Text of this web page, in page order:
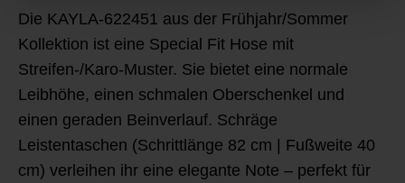
Die KAYLA-622451 aus der Frühjahr/Sommer
Kollektion ist eine Special Fit Hose mit
Streifen-/Karo-Muster. Sie bietet eine normale
Leibhöhe, einen schmalen Oberschenkel und
einen geraden Beinverlauf. Schräge
Leistentaschen (Schrittlänge 82 cm | Fußweite 40
cm) verleihen ihr eine elegante Note – perfekt für